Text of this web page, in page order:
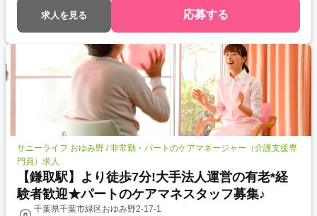
求人を見る 応募する
サニーライフ おゆみ野 / 非常勤・パートのケアマネージャー（介護支援専
門員）求人
【鎌取駅】より徒歩7分!大手法人運営の有老*経
験者歓迎★パートのケアマネスタッフ募集♪
千葉県千葉市緑区おゆみ野2-17-1